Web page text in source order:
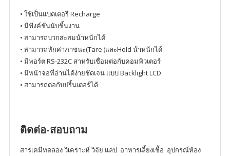
• ใช้เป็นแบตเตอรี่ Recharge
• มีฟังค์ชั่นนับชิ้นงาน
• สามารถบวกสะสมน้าหนักได้
• สามารถหักค่าภาชนะ(Tare )และHold น้าหนักได้
• มีพอร์ต RS-232C สาหรับเชื่อมต่อกับคอมพิวเตอร์
• มีหน้าจอที่อ่านได้ง่ายชัดเจน แบบ Backlight LCD
• สามารถต่อกับปริ้นเตอร์ได้
ติดต่อ-สอบถาม
สารเคมีทดลอง วิเคราะห์ วิจัย แลป อาหารเลี้ยงเชื้อ อุปกรณ์ห้อง